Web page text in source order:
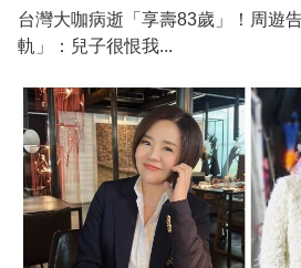
台灣大咖病逝「享壽83歲」！周遊
軌」：兒子很恨我...